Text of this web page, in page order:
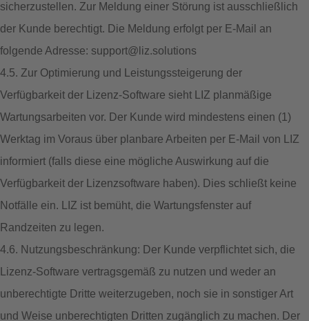
sicherzustellen. Zur Meldung einer Störung ist ausschließlich
der Kunde berechtigt. Die Meldung erfolgt per E-Mail an
folgende Adresse: support@liz.solutions
4.5. Zur Optimierung und Leistungssteigerung der
Verfügbarkeit der Lizenz-Software sieht LIZ planmäßige
Wartungsarbeiten vor. Der Kunde wird mindestens einen (1)
Werktag im Voraus über planbare Arbeiten per E-Mail von LIZ
informiert (falls diese eine mögliche Auswirkung auf die
Verfügbarkeit der Lizenzsoftware haben). Dies schließt keine
Notfälle ein. LIZ ist bemüht, die Wartungsfenster auf
Randzeiten zu legen.
4.6. Nutzungsbeschränkung: Der Kunde verpflichtet sich, die
Lizenz-Software vertragsgemäß zu nutzen und weder an
unberechtigte Dritte weiterzugeben, noch sie in sonstiger Art
und Weise unberechtigten Dritten zugänglich zu machen. Der